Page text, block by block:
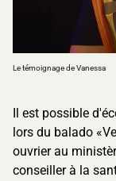
Le témoignage de Vanessa
Il est possible
lors du balado
ouvrier au
conseiller à la